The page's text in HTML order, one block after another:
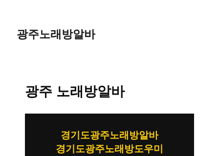
광주노래방알바
광주 노래방알바
경기도광주노래방알바
경기도광주노래방도우미